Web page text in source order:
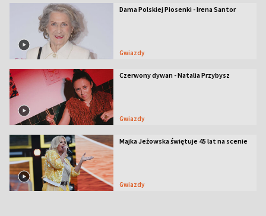
Dama Polskiej Piosenki - Irena Santor
Gwiazdy
Czerwony dywan - Natalia Przybysz
Gwiazdy
Majka Jeżowska świętuje 45 lat na scenie
Gwiazdy